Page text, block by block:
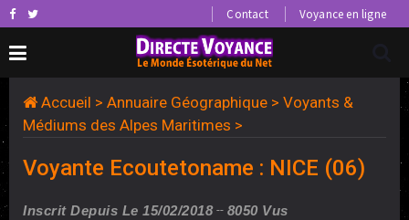
Contact Voyance en ligne
Accueil > Annuaire Géographique > Voyants &
Médiums des Alpes Maritimes >
Voyante Ecoutetoname : NICE (06)
Inscrit Depuis Le 15/02/2018 8050 Vus